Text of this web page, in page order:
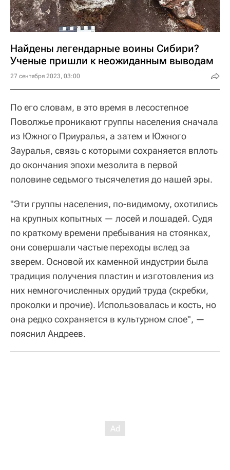
Найдены легендарные воины Сибири?
Ученые пришли к неожиданным выводам
27 сентября 2023, 03:00
По его словам, в это время в лесостепное
Поволжье проникают группы населения сначала
из Южного Приуралья, а затем и Южного
Зауралья, связь с которыми сохраняется вплоть
до окончания эпохи мезолита в первой
половине седьмого тысячелетия до нашей эры.
"Эти группы населения, по-видимому, охотились
на крупных копытных — лосей и лошадей. Судя
по краткому времени пребывания на стоянках,
они совершали частые переходы вслед за
зверем. Основой их каменной индустрии была
традиция получения пластин и изготовления из
них немногочисленных орудий труда (скребки,
проколки и прочие). Использовалась и кость, но
она редко сохраняется в культурном слое", —
пояснил Андреев.